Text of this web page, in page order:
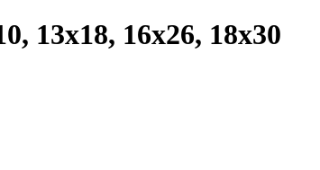
13x18, 16x26, 18x30